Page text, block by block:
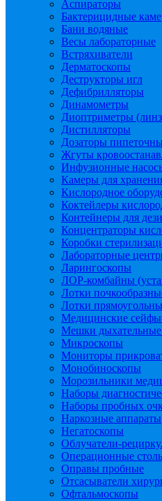
Аспираторы
Бактерицидные
Бани водяные
Весы лабораторные
Встряхиватели
Дерматоскопы
Деструкторы игл
Дефибрилляторы
Динамометры
Диоптриметры
Дистилляторы
Дозаторы
Жгуты
Инфузионные
Камеры для
Кислородное
Коктейлеры
Контейнеры для
Концентраторы
Коробки
Лабораторные
Ларингоскопы
ЛОР-комбайны
Лотки
Лотки
Медицинские
Мешки
Микроскопы
Мониторы
Монобиноскопы
Морозильники
Наборы
Наборы пробных
Наркозные аппараты
Негатоскопы
Облучатели-
Операционные
Оправы пробные
Отсасыватели
Офтальмоскопы